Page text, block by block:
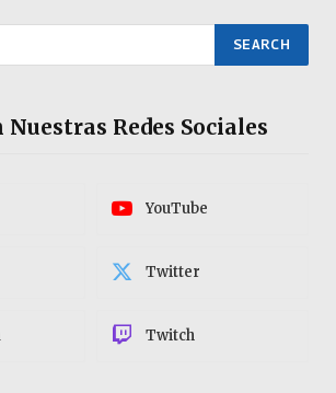
Nuestras Redes Sociales
YouTube
Twitter
Twitch